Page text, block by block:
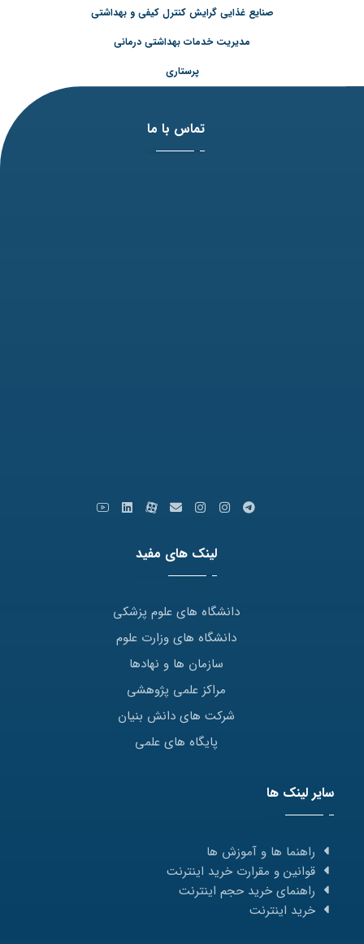
صنایع غذایی گرایش کنترل کیفی و بهداشتی
مدیریت خدمات بهداشتی درمانی
پرستاری
تماس با ما
لینک های مفید
دانشگاه های علوم پزشکی
دانشگاه های وزارت علوم
سازمان ها و نهادها
مراکز علمی پژوهشی
شرکت های دانش بنیان
پایگاه های علمی
سایر لینک ها
راهنما ها و آموزش ها
قوانین و مقرارت خرید اینترنت
راهنمای خرید حجم اینترنت
خرید اینترنت